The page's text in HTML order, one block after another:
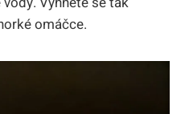
omáčce.